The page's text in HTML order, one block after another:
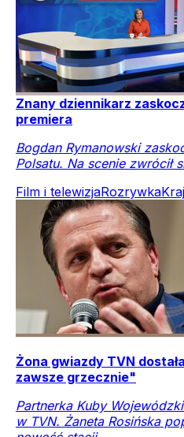
Znany dziennikarz
premiera
Bogdan Rymanowski
Polsatu. Na scenie zwrócił
Film i telewizjaRozrywkaKraj
Żona gwiazdy TVN
zawsze grzecznie"
Partnerka Kuby
w TVN. Żaneta Rosińska